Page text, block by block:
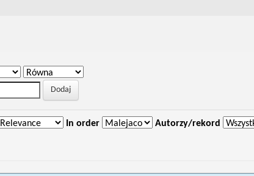
In order Autorzy/rekord